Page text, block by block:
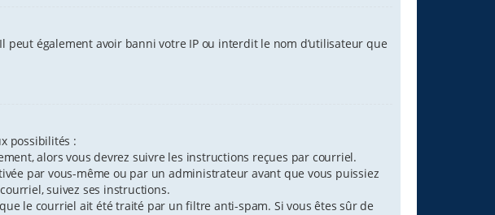
également avoir banni votre IP ou interdit le nom d’utilisateur que
possibilités :
alors vous devrez suivre les instructions reçues par courriel.
par vous-même ou par un administrateur avant que vous puissiez
suivez ses instructions.
le courriel ait été traité par un filtre anti-spam. Si vous êtes sûr de